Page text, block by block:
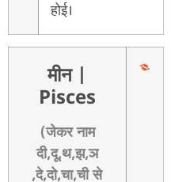
होई।
मीन
Pisces
(जेकर नाम
दी,दू,थ,झ,ञ
,दे,दो,चा,ची से